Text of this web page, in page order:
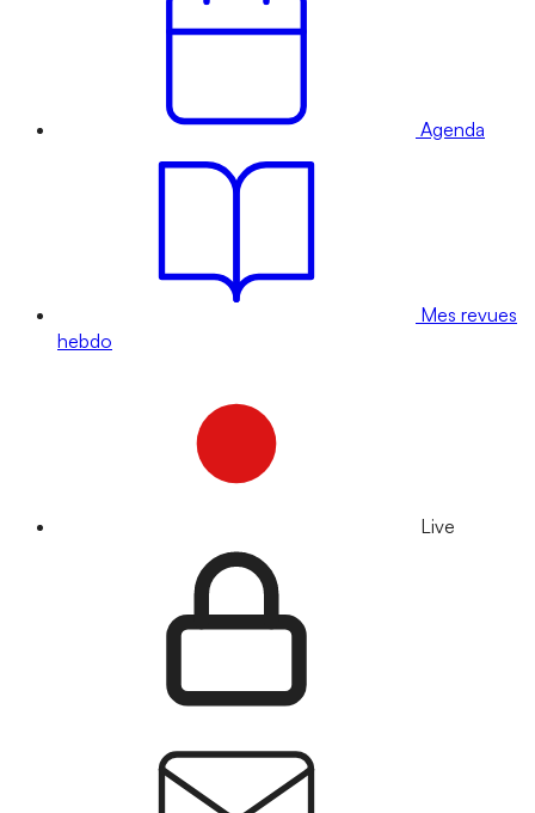
Agenda
Mes revues
hebdo
Live